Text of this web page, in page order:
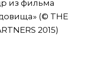
из фильма
(© THE
2015)